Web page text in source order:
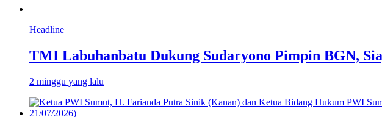
Headline
TMI Labuhanbatu Dukung Sudaryono Pimpin BGN,
2 minggu yang lalu